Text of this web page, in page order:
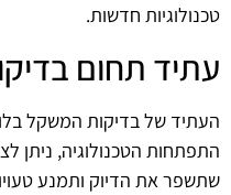
טכנולוגיות חדשות.
עתיד תחום
העתיד של בדיקות המשקל
התפתחות הטכנולוגיה, ניתן
שתשפר את הדיוק ותמנע